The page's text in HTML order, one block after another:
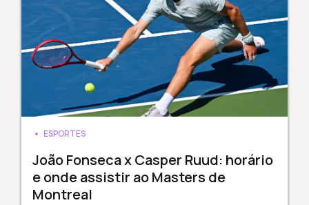
ESPORTES
João Fonseca x Casper Ruud: horário
e onde assistir ao Masters de
Montreal